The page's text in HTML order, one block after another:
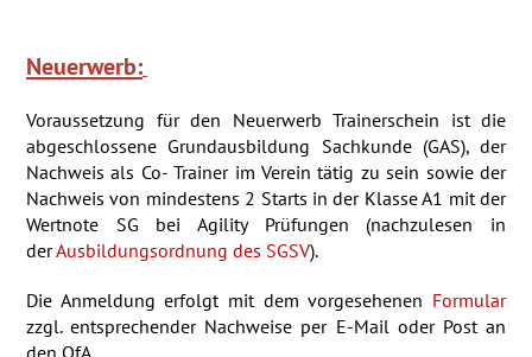
Neuerwerb:
Voraussetzung für den Neuerwerb Trainerschein ist die
abgeschlossene Grundausbildung Sachkunde (GAS), der
Nachweis als Co- Trainer im Verein tätig zu sein sowie der
Nachweis von mindestens 2 Starts in der Klasse A1 mit der
Wertnote SG bei Agility Prüfungen (nachzulesen in
derAusbildungsordnung des SGSV).
Die Anmeldung erfolgt mit dem vorgesehenen Formular
zzgl. entsprechender Nachweise per E-Mail oder Post an
den OfA.